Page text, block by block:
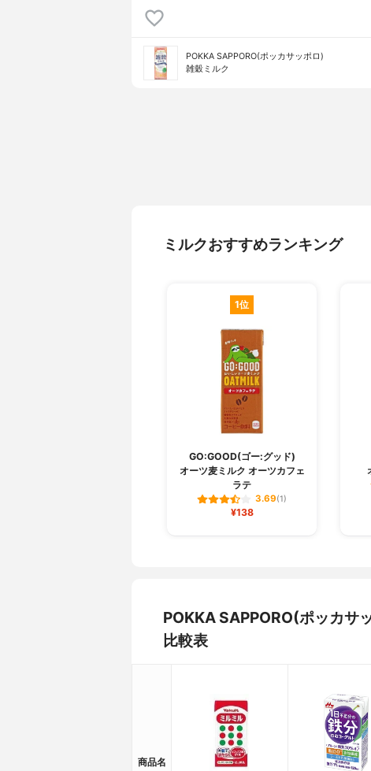
POKKA SAPPORO(ポッカサッポロ)
雑穀ミルク
ミルクおすすめランキング
1位
GO:GOOD(ゴー:グッド)
オーツ麦ミルク オーツカフェ
ラテ
3.69(1)
¥138
POKKA SAPPORO(ポッカサ
比較表
商品名